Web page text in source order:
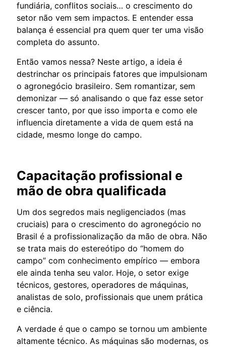
fundiária, conflitos sociais… o crescimento do
setor não vem sem impactos. E entender essa
balança é essencial pra quem quer ter uma visão
completa do assunto.
Então vamos nessa? Neste artigo, a ideia é
destrinchar os principais fatores que impulsionam
o agronegócio brasileiro. Sem romantizar, sem
demonizar — só analisando o que faz esse setor
crescer tanto, por que isso importa e como ele
influencia diretamente a vida de quem está na
cidade, mesmo longe do campo.
Capacitação profissional e
mão de obra qualificada
Um dos segredos mais negligenciados (mas
cruciais) para o crescimento do agronegócio no
Brasil é a profissionalização da mão de obra. Não
se trata mais do estereótipo do “homem do
campo” com conhecimento empírico — embora
ele ainda tenha seu valor. Hoje, o setor exige
técnicos, gestores, operadores de máquinas,
analistas de solo, profissionais que unem prática
e ciência.
A verdade é que o campo se tornou um ambiente
altamente técnico. As máquinas são modernas, os